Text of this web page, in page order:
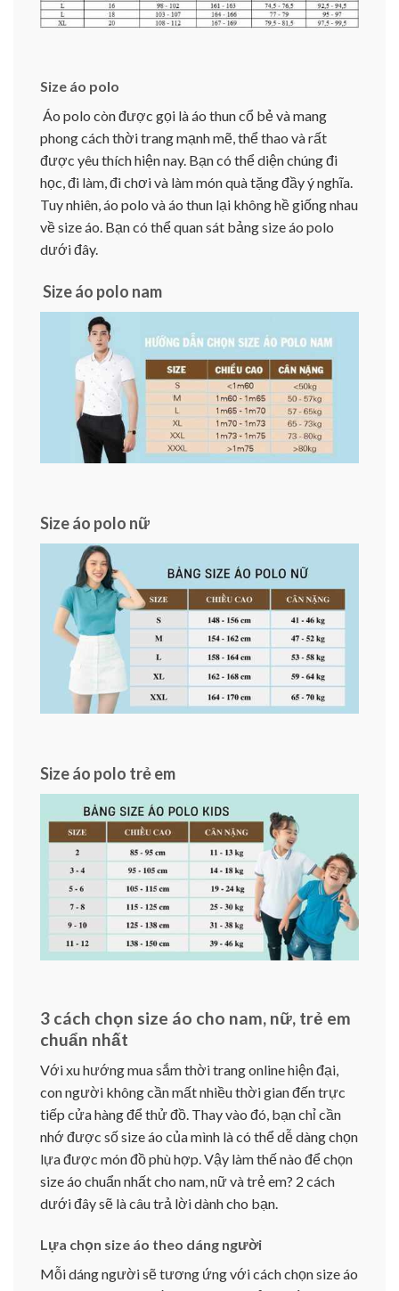
Size áo polo
Áo polo còn được gọi là áo thun cổ bẻ và mang
phong cách thời trang mạnh mẽ, thể thao và rất
được yêu thích hiện nay. Bạn có thể diện chúng đi
học, đi làm, đi chơi và làm món quà tặng đầy ý nghĩa.
Tuy nhiên, áo polo và áo thun lại không hề giống nhau
về size áo. Bạn có thể quan sát bảng size áo polo
dưới đây.
Size áo polo nam
Size áo polo nữ
Size áo polo trẻ em
3 cách chọn size áo cho nam, nữ, trẻ em
chuẩn nhất
Với xu hướng mua sắm thời trang online hiện đại,
con người không cần mất nhiều thời gian đến trực
tiếp cửa hàng để thử đồ. Thay vào đó, bạn chỉ cần
nhớ được số size áo của mình là có thể dễ dàng chọn
lựa được món đồ phù hợp. Vậy làm thế nào để chọn
size áo chuẩn nhất cho nam, nữ và trẻ em? 2 cách
dưới đây sẽ là câu trả lời dành cho bạn.
Lựa chọn size áo theo dáng người
Mỗi dáng người sẽ tương ứng với cách chọn size áo